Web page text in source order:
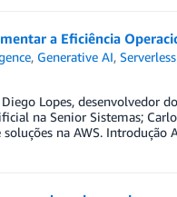
a Eficiência
, Generative AI,Serverless
Lopes, desenvolvedor
na Senior Sistemas;
na AWS.